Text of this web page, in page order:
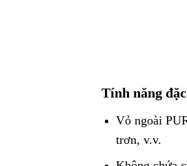
Tính năng
Vỏ ngoài
trơn, v.v.